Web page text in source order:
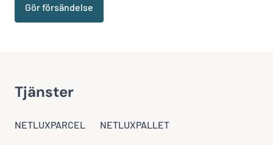
Gör försändelse
Tjänster
NETLUXPARCEL NETLUXPALLET